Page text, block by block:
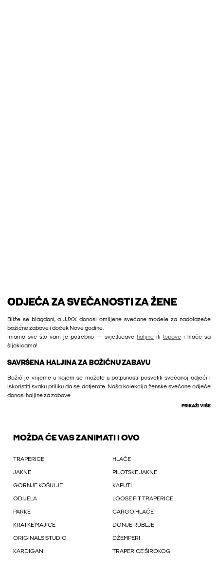
ODJEĆA ZA SVEČANOSTI ZA ŽENE
Bliže se blagdani, a JJXX donosi omiljene svečane modele za nadolazeće
božićne zabave i doček Nove godine.
Imamo sve što vam je potrebno — svjetlucave haljine ili topove i hlače sa
šljokicama!
SAVRŠENA HALJINA ZA BOŽIĆNU ZABAVU
Božić je vrijeme u kojem se možete u potpunosti posvetiti svečanoj odjeći i
iskoristiti svaku priliku da se dotjerate. Naša kolekcija ženske svečane odjeće
donosi haljine za zabave
PRIKAŽI VIŠE
MOŽDA ĆE VAS ZANIMATI I OVO
TRAPERICE HLAČE
JAKNE PILOTSKE JAKNE
GORNJE KOŠULJE KAPUTI
ODIJELA LOOSE FIT TRAPERICE
PARKE CARGO HLAČE
KRATKE MAJICE DONJE RUBLJE
ORIGINALS STUDIO DŽEMPERI
KARDIGANI TRAPERICE ŠIROKOG